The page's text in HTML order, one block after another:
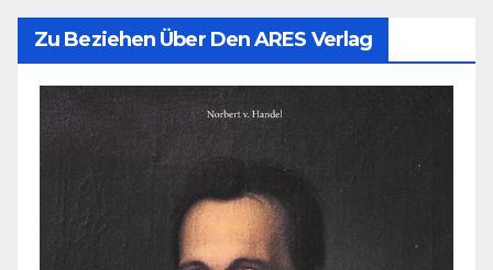
Zu Beziehen Über Den ARES Verlag